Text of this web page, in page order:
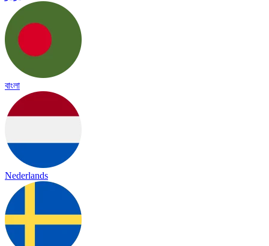
বাংলা
Nederlands